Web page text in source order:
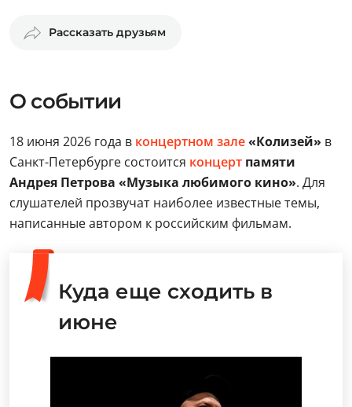
Рассказать друзьям
О событии
18 июня 2026 года в концертном зале«Колизей» в
Санкт-Петербурге состоится концерт памяти
Андрея Петрова «Музыка любимого кино». Для
слушателей прозвучат наиболее известные темы,
написанные автором к российским фильмам.
Куда еще сходить в
июне